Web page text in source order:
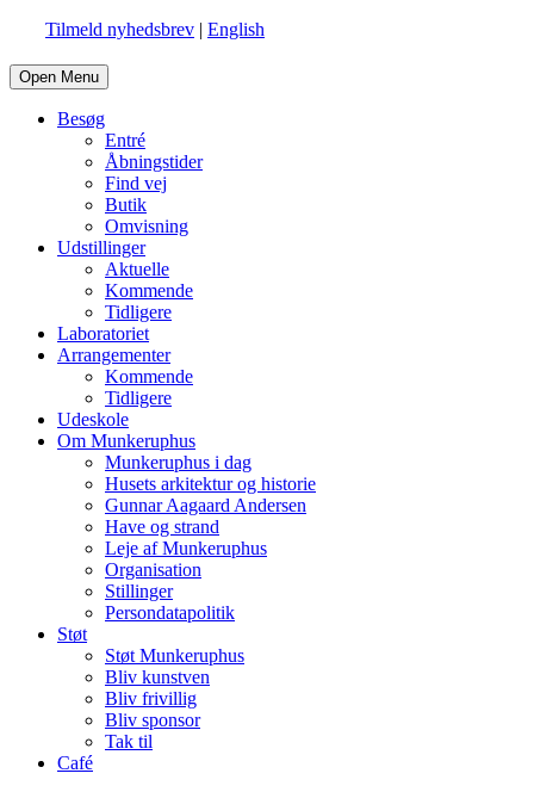
Tilmeld nyhedsbrev | English
Open Menu
Besøg
Entré
Åbningstider
Find vej
Butik
Omvisning
Udstillinger
Aktuelle
Kommende
Tidligere
Laboratoriet
Arrangementer
Kommende
Tidligere
Udeskole
Om Munkeruphus
Munkeruphus i dag
Husets arkitektur og historie
Gunnar Aagaard Andersen
Have og strand
Leje af Munkeruphus
Organisation
Stillinger
Persondatapolitik
Støt
Støt Munkeruphus
Bliv kunstven
Bliv frivillig
Bliv sponsor
Tak til
Café